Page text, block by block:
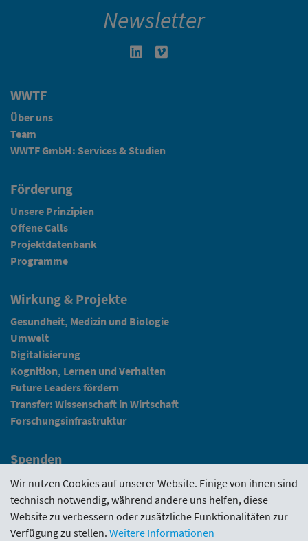
Newsletter
Linkedin in neuem Fenster öffnen
WWTF
Über uns
Team
WWTF GmbH: Services & Studien
Förderung
Unsere Prinzipien
Offene Calls
Projektdatenbank
Programme
Wirkung & Projekte
Gesundheit, Medizin und Biologie
Umwelt
Digitalisierung
Kognition, Lernen und Verhalten
Future Leaders fördern
Transfer: Wissenschaft in Wirtschaft
Forschungsinfrastruktur
Spenden
Fundraising
News
Intranet
Wir nutzen Cookies auf unserer Website. Einige von ihnen sind
technisch notwendig, während andere uns helfen, diese
Website zu verbessern oder zusätzliche Funktionalitäten zur
Verfügung zu stellen. Weitere Informationen